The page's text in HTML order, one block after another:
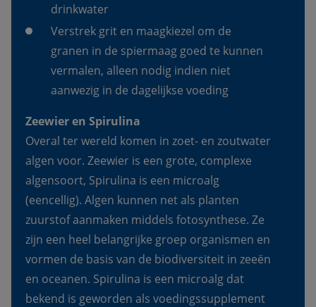
drinkwater
Verstrek grit en maagkiezel om de
granen in de spiermaag goed te kunnen
vermalen, alleen nodig indien niet
aanwezig in de dagelijkse voeding
Zeewier en Spirulina
Overal ter wereld komen in zoet- en zoutwater
algen voor. Zeewier is een grote, complexe
algensoort, Spirulina is een microalg
(eencellig). Algen kunnen net als planten
zuurstof aanmaken middels fotosynthese. Ze
zijn een heel belangrijke groep organismen en
vormen de basis van de biodiversiteit in zeeën
en oceanen. Spirulina is een microalg dat
bekend is geworden als voedingssupplement